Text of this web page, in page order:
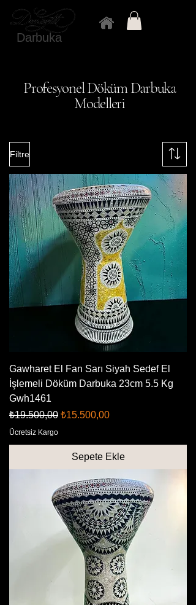
Darbuka
Profesyonel Döküm Darbuka
Modelleri
Filtre
Gawharet El Fan Sarı Siyah Sedef El
İşlemeli Döküm Darbuka 23cm 5.5 Kg
Gwh1461
Normal Fiyat
₺19.500,00 İndirimli Fiyat
₺15.500,00
Ücretsiz Kargo
Sepete Ekle